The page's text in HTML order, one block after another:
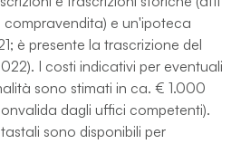
compravendita) e un'ipoteca
è presente la trascrizione del
I costi indicativi per eventuali
sono stimati in ca. € 1.000
dagli uffici competenti).
sono disponibili per